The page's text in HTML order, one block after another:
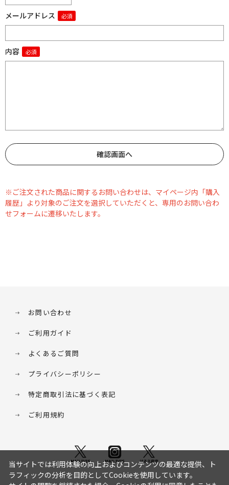
メールアドレス
内容
※ご注文された商品に関するお問い合わせは、マイページ内「購入
履歴」より対象のご注文を選択していただくと、専用のお問い合わ
せフォームに遷移いたします。
お問い合わせ
ご利用ガイド
よくあるご質問
プライバシーポリシー
特定商取引法に基づく表記
ご利用規約
当サイトでは利用体験の向上およびコンテンツの最適な提供、ト
ラフィックの分析を目的としてCookieを使用しています。